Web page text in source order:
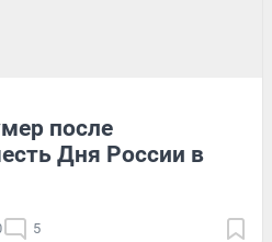
после
Дня России в
5